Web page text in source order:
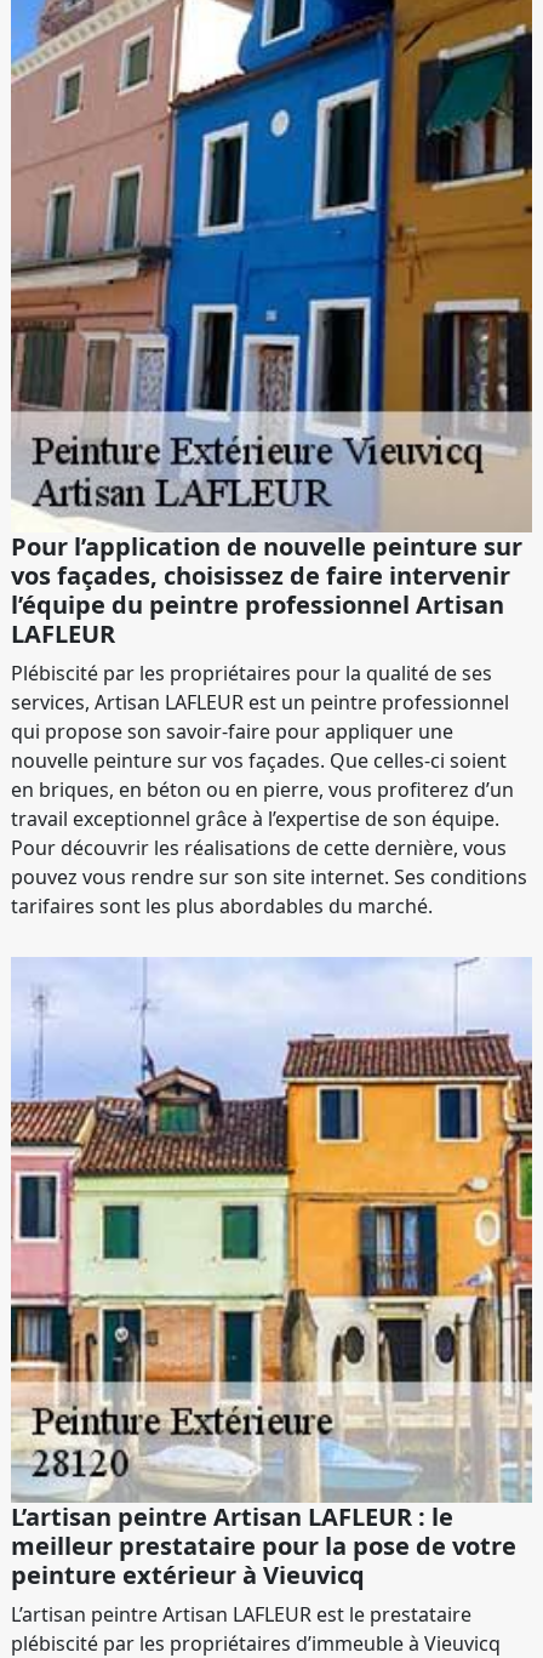
Pour l’application de nouvelle peinture sur
vos façades, choisissez de faire intervenir
l’équipe du peintre professionnel Artisan
LAFLEUR
Plébiscité par les propriétaires pour la qualité de ses
services, Artisan LAFLEUR est un peintre professionnel
qui propose son savoir-faire pour appliquer une
nouvelle peinture sur vos façades. Que celles-ci soient
en briques, en béton ou en pierre, vous profiterez d’un
travail exceptionnel grâce à l’expertise de son équipe.
Pour découvrir les réalisations de cette dernière, vous
pouvez vous rendre sur son site internet. Ses conditions
tarifaires sont les plus abordables du marché.
L’artisan peintre Artisan LAFLEUR : le
meilleur prestataire pour la pose de votre
peinture extérieur à Vieuvicq
L’artisan peintre Artisan LAFLEUR est le prestataire
plébiscité par les propriétaires d’immeuble à Vieuvicq